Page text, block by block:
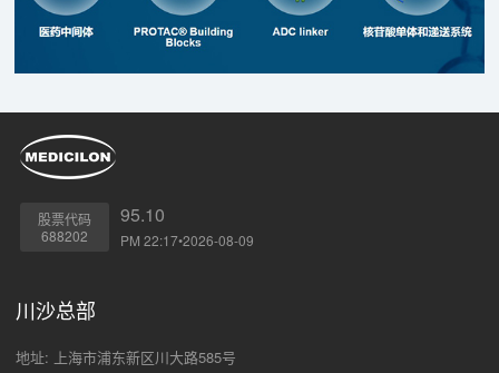
股票代码
688202
95.10
PM 22:17•2026-08-09
川沙总部
地址: 上海市浦东新区川大路585号